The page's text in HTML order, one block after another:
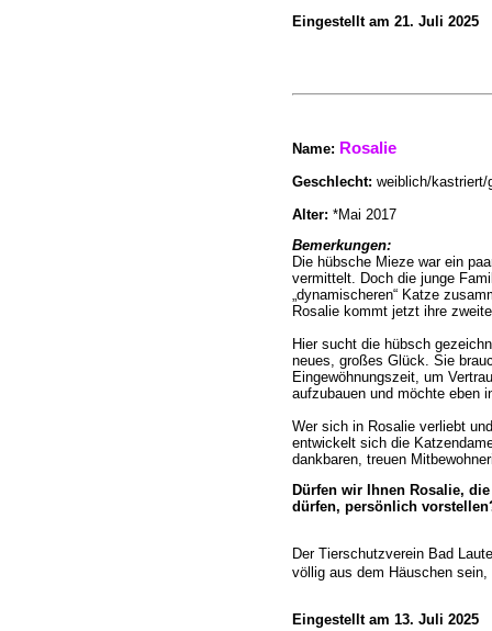
Eingestellt am 21. Juli 2025
Name: Rosalie
Geschlecht: weiblich/
Alter: *Mai 2017
Bemerkungen:
Die hübsche Mieze war ein
vermittelt. Doch die junge
„dynamischeren“ Katze
Rosalie kommt jetzt ihre
Hier sucht die hübsch
neues, großes Glück. Sie
Eingewöhnungszeit, um
aufzubauen und möchte eben
Wer sich in Rosalie verliebt
entwickelt sich die
dankbaren, treuen
Dürfen wir Ihnen Rosalie,
dürfen, persönlich
Der Tierschutzverein Bad
völlig aus dem Häuschen
Eingestellt am 13. Juli 2025